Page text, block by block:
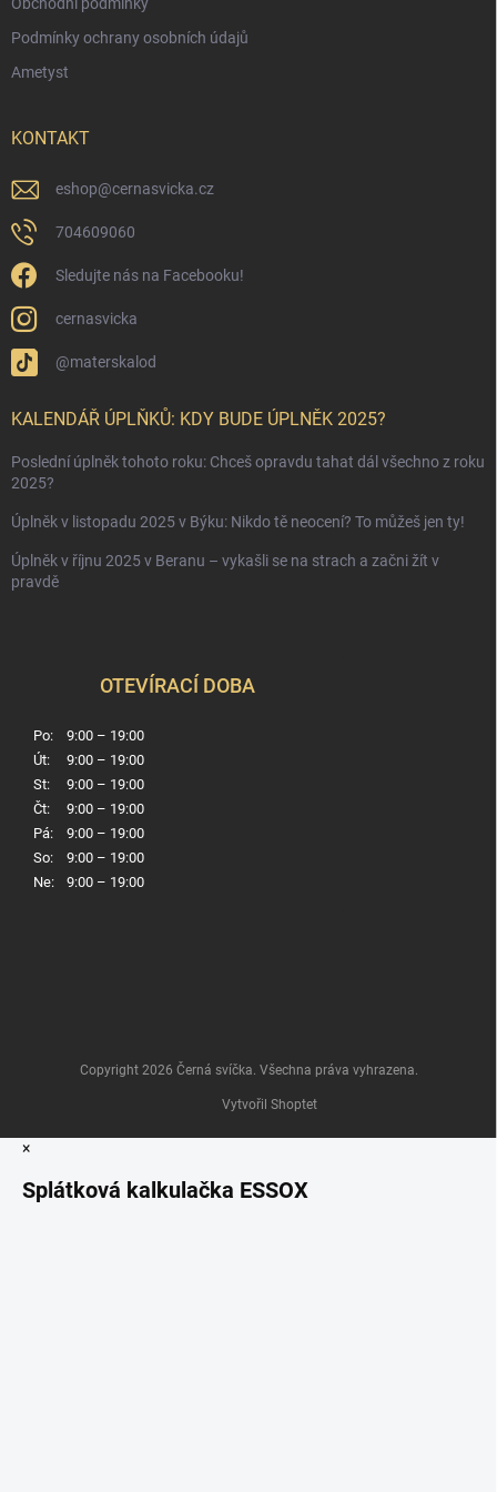
Obchodní podmínky
Podmínky ochrany osobních údajů
Ametyst
KONTAKT
eshop@cernasvicka.cz
704609060
Sledujte nás na Facebooku!
cernasvicka
@materskalod
KALENDÁŘ ÚPLŇKŮ: KDY BUDE ÚPLNĚK 2025?
Poslední úplněk tohoto roku: Chceš opravdu tahat dál všechno z roku
2025?
Úplněk v listopadu 2025 v Býku: Nikdo tě neocení? To můžeš jen ty!
Úplněk v říjnu 2025 v Beranu – vykašli se na strach a začni žít v
pravdě
OTEVÍRACÍ DOBA
Po:
9:00 – 19:00
Út:
9:00 – 19:00
St:
9:00 – 19:00
Čt:
9:00 – 19:00
Pá:
9:00 – 19:00
So:
9:00 – 19:00
Ne:
9:00 – 19:00
Vytvořil Shoptet
Copyright 2026 Černá svíčka. Všechna práva vyhrazena.
×
Splátková kalkulačka ESSOX